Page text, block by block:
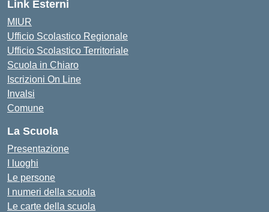
Link Esterni
MIUR
Ufficio Scolastico Regionale
Ufficio Scolastico Territoriale
Scuola in Chiaro
Iscrizioni On Line
Invalsi
Comune
La Scuola
Presentazione
I luoghi
Le persone
I numeri della scuola
Le carte della scuola